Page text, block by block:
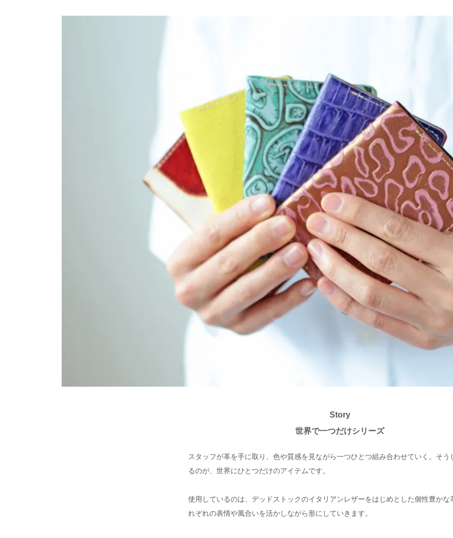
Story
世界で一つだけシリーズ
スタッフが革を手に取り、色や質感を見ながら一つひとつ組み合わせていく。そう
るのが、世界にひとつだけのアイテムです。
使用しているのは、デッドストックのイタリアンレザーをはじめとした個性豊かな
れぞれの表情や風合いを活かしながら形にしていきます。